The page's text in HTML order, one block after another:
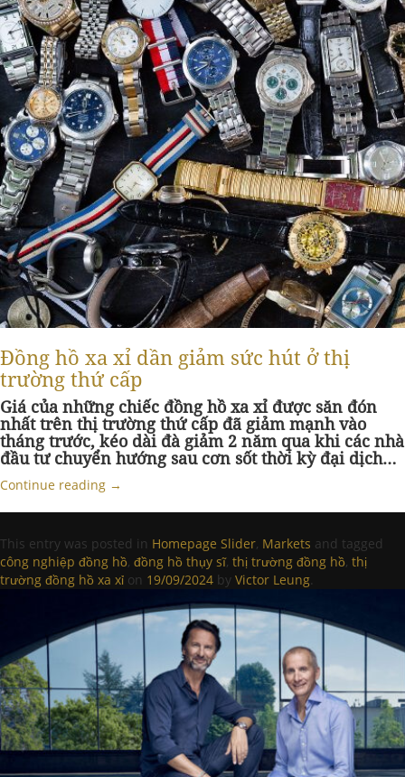
Đồng hồ xa xỉ dần giảm sức hút ở thị
trường thứ cấp
Giá của những chiếc đồng hồ xa xỉ được săn đón
nhất trên thị trường thứ cấp đã giảm mạnh vào
tháng trước, kéo dài đà giảm 2 năm qua khi các nhà
đầu tư chuyển hướng sau cơn sốt thời kỳ đại dịch…
Continue reading →
This entry was posted in Homepage Slider, Markets and tagged
công nghiệp đồng hồ, đồng hồ thụy sĩ, thị trường đồng hồ, thị
trường đồng hồ xa xỉ on 19/09/2024 by Victor Leung.